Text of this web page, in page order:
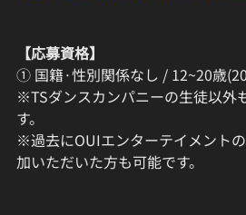
【応募資格】
① 国籍·性別関係なし / 12~20歳
※TSダンスカンパニーの生徒以外
す。
※過去にOUIエンターテイメント
加いただいた方も可能です。